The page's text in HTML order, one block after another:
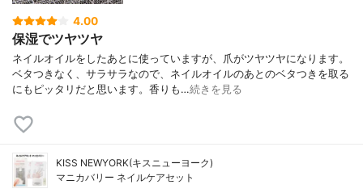
4.00
保湿でツヤツヤ
ネイルオイルをしたあとに使っていますが、爪がツヤツヤになります。
ベタつきなく、サラサラなので、ネイルオイルのあとのベタつきを取る
にもピッタリだと思います。香りも…続きを見る
KISS NEWYORK(キスニューヨーク)
マニカバリー ネイルケアセット